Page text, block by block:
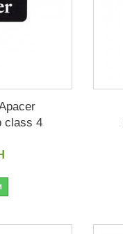
class 4